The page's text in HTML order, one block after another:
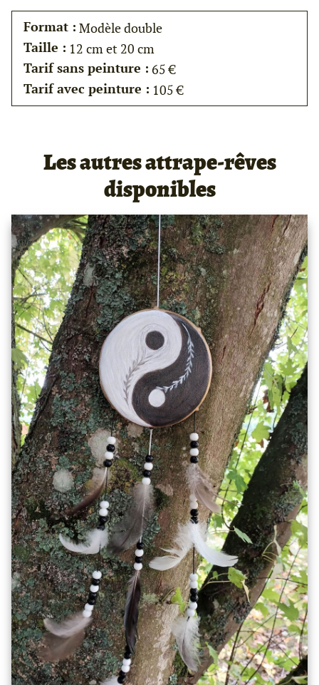
Format : Modèle double
Taille : 12 cm et 20 cm
Tarif sans peinture : 65 €
Tarif avec peinture : 105 €
Les autres attrape-rêves
disponibles